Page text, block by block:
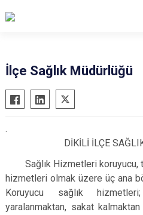
Aliağa
Balçova
Bayındır
Beydağ
Bornova
Buca
Karaburun
Karşıyaka
Kemalpaşa
Kınık
İlçe Sağlık Müdürlüğü
.
DİKİLİ İLÇE
Sağlık Hizmetleri koruyucu,
hizmetleri olmak üzere üç ana
Koruyucu sağlık
yaralanmaktan, sakat